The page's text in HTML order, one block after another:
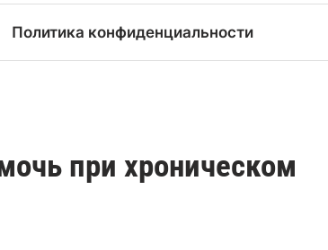
Политика конфиденциальности
при хроническом